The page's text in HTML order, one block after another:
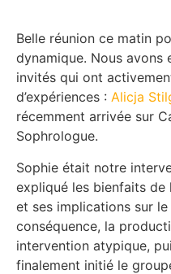
Belle réunion ce matin
dynamique. Nous avons
invités qui ont
d’expériences : Alicja
récemment arrivée sur
Sophrologue.
Sophie était notre
expliqué les bienfaits
et ses implications sur
conséquence, la
intervention atypique,
finalement initié le